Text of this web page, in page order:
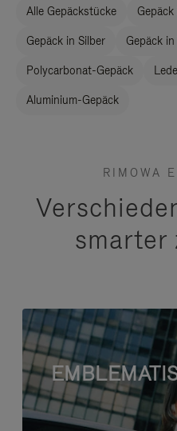
Alle Gepäckstücke
Gepäck in Silber Gepäck
Polycarbonat-Gepäck
Aluminium-Gepäck
RIMOWA
smarter